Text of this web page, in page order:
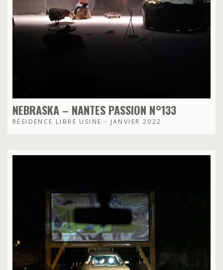
NEBRASKA – NANTES PASSION N°133
RÉSIDENCE LIBRE USINE - JANVIER 2022